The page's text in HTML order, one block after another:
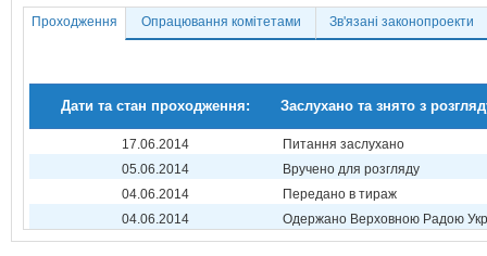
Проходження Опрацювання комітетами Зв'язані законопроекти
Дати та стан проходження: Заслухано та знято з
17.06.2014
Питання заслухано
05.06.2014
Вручено для розгляду
04.06.2014
Передано в тираж
04.06.2014
Одержано Верховною Радою